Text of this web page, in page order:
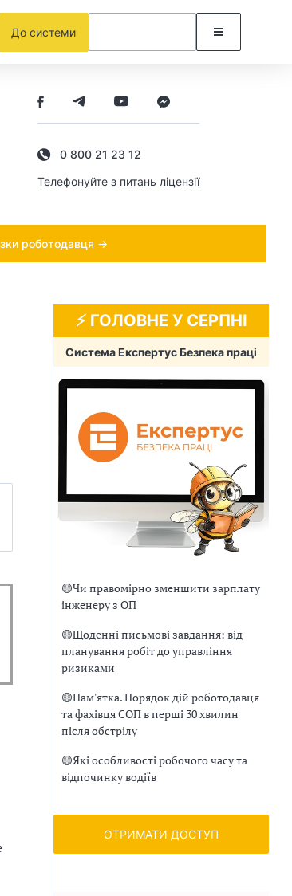
До системи
0 800 21 23 12
Телефонуйте з питань ліцензії
роботодавця →
⚡️ ГОЛОВНЕ У СЕРПНІ
Система Експертус Безпека праці
🟡Чи правомірно зменшити зарплату
інженеру з ОП
🟡Щоденні письмові завдання: від
планування робіт до управління
ризиками
🟡Пам'ятка. Порядок дій роботодавця
та фахівця СОП в перші 30 хвилин
після обстрілу
🟡Які особливості робочого часу та
відпочинку водіїв
ОТРИМАТИ ДОСТУП